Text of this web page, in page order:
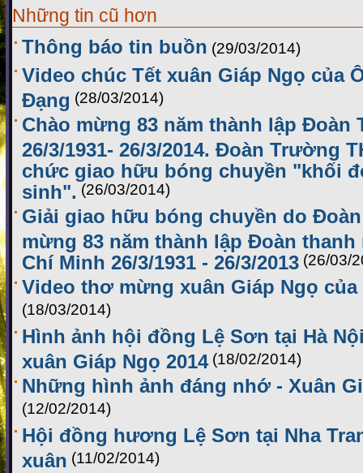
Những tin cũ hơn
Thông báo tin buồn (29/03/2014)
Video chúc Tết xuân Giáp Ngọ của
Đạng (28/03/2014)
Chào mừng 83 năm thành lập Đoàn
26/3/1931- 26/3/2014. Đoàn Trường
chức giao hữu bóng chuyền "khối
sinh".
(26/03/2014)
Giải giao hữu bóng chuyền do
mừng 83 năm thành lập Đoàn thanh
Chí Minh 26/3/1931 - 26/3/2013 (26/03/
Video thơ mừng xuân Giáp Ngọ
(18/03/2014)
Hình ảnh hội đồng Lệ Sơn tại Hà
xuân Giáp Ngọ 2014 (18/02/2014)
Những hình ảnh đáng nhớ - Xuân
(12/02/2014)
Hội đồng hương Lệ Sơn tại Nha
xuân (11/02/2014)